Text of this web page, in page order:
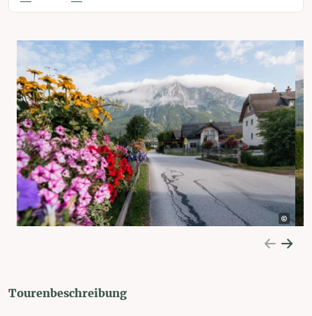
Tourenbeschreibung